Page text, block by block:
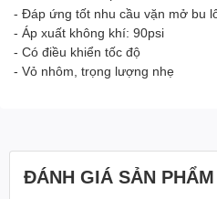
- Đáp ứng tốt nhu cầu vặn mở bu
- Áp xuất không khí: 90psi
- Có điều khiển tốc độ
- Vỏ nhôm, trọng lượng nhẹ
ĐÁNH GIÁ SẢN PHẨM